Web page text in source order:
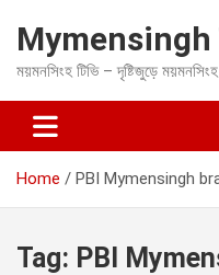
t
c
Mymensingh
ময়মনসিংহ টিভি – দৃষ্টিজুড়ে ময়মনসিংহ
Home PBI Mymensingh
Tag: PBI